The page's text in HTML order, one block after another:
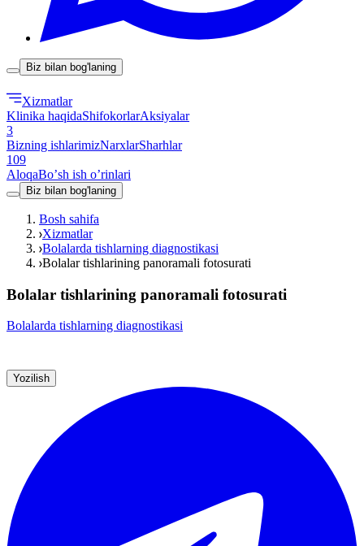
Biz bilan bog'laning
Xizmatlar
Klinika haqidaShifokorlarAksiyalar
3
Bizning ishlarimizNarxlarSharhlar
109
AloqaBoʼsh ish oʼrinlari
Biz bilan bog'laning
Bosh sahifa
Xizmatlar
Bolalarda tishlarning diagnostikasi
Bolalar tishlarining panoramali fotosurati
Bolalar tishlarining panoramali fotosurati
Bolalarda tishlarning diagnostikasi
Yozilish